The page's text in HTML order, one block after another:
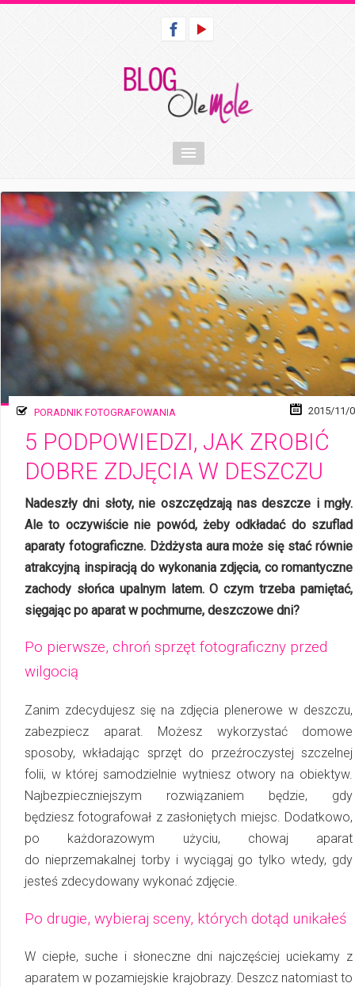
PORADNIK FOTOGRAFOWANIA 2015/11/
5 PODPOWIEDZI, JAK ZROBIĆ
DOBRE ZDJĘCIA W DESZCZU
Nadeszły dni słoty, nie oszczędzają nas deszcze i mgły.
Ale to oczywiście nie powód, żeby odkładać do szuflad
aparaty fotograficzne. Dżdżysta aura może się stać równie
atrakcyjną inspiracją do wykonania zdjęcia, co romantyczne
zachody słońca upal­nym latem. O czym trzeba pamiętać,
sięgając po aparat w pochmurne, desz­czo­we dni?
Po pierwsze, chroń sprzęt fotograficzny przed
wilgocią
Zanim zdecydujesz się na zdjęcia plenerowe w deszczu,
zabezpiecz aparat. Możesz wykorzystać domowe
sposoby, wkładając sprzęt do przeźroczystej szczelnej
folii, w której samodzielnie wytniesz otwory na obiektyw.
Najbezpieczniejszym rozwiązaniem będzie, gdy
będziesz fotografował z zasłoniętych miejsc. Dodatkowo,
po każdorazowym użyciu, chowaj aparat
do nieprzemakalnej torby i wyciągaj go tylko wtedy, gdy
jesteś zdecydowany wykonać zdjęcie.
Po drugie, wybieraj sceny, których dotąd unikałeś
W ciepłe, suche i słoneczne dni najczęściej uciekamy z
aparatem w po­za­miej­skie krajobrazy. Deszcz natomiast to